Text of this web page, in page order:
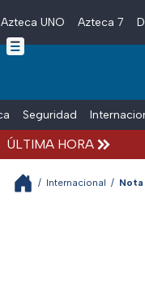
Skip to main content
Azteca UNO Azteca 7
Seguridad
ÚLTIMA HORA
/ Internacional / Nota